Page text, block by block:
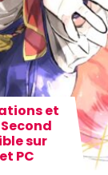
et
sur
PC